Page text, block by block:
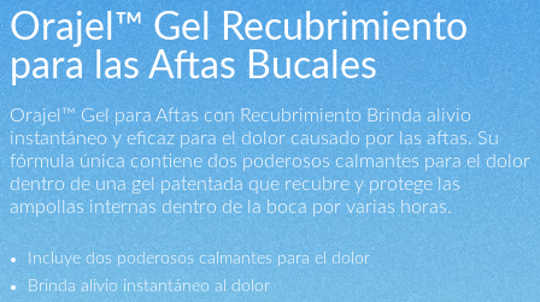
Orajel™ Gel Recubrimiento
para las Aftas Bucales
Orajel™ Gel para Aftas con Recubrimiento Brinda alivio
instantáneo y eficaz para el dolor causado por las aftas. Su
fórmula única contiene dos poderosos calmantes para el dolor
dentro de una gel patentada que recubre y protege las
ampollas internas dentro de la boca por varias horas.
Incluye dos poderosos calmantes para el dolor
Brinda alivio instantáneo al dolor